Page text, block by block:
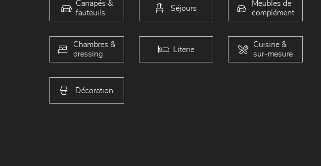
Canapés &
fauteuils
Séjours
Meubles de
complément
Chambres &
dressing
Literie
Cuisine &
sur-mesure
Décoration